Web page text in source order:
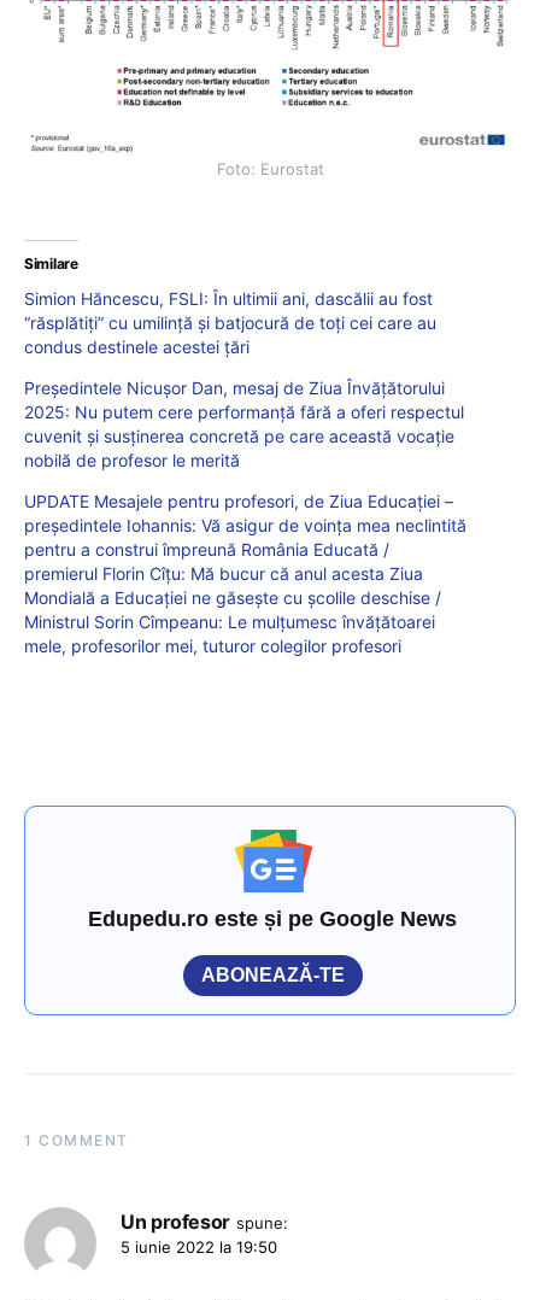
Foto: Eurostat
Similare
Simion Hăncescu, FSLI: În ultimii ani, dascălii au fost
“răsplătiţi” cu umilinţă şi batjocură de toţi cei care au
condus destinele acestei țări
Președintele Nicușor Dan, mesaj de Ziua Învățătorului
2025: Nu putem cere performanță fără a oferi respectul
cuvenit și susținerea concretă pe care această vocație
nobilă de profesor le merită
UPDATE Mesajele pentru profesori, de Ziua Educației –
președintele Iohannis: Vă asigur de voința mea neclintită
pentru a construi împreună România Educată /
premierul Florin Cîțu: Mă bucur că anul acesta Ziua
Mondială a Educației ne găsește cu școlile deschise /
Ministrul Sorin Cîmpeanu: Le mulțumesc învățătoarei
mele, profesorilor mei, tuturor colegilor profesori
Edupedu.ro este și pe Google News
ABONEAZĂ-TE
1 COMMENT
Un profesor spune:
5 iunie 2022 la 19:50